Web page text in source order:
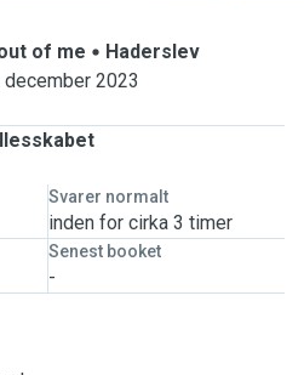
of me
Haderslev
2023
Svarer normalt
inden for cirka 3 timer
Senest booket
-